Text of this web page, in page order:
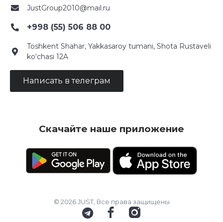
JustGroup2010@mail.ru
+998 (55) 506 88 00
Toshkent Shahar, Yakkasaroy tumani, Shota Rustaveli
ko‘chasi 12A
Написать в телеграм
Скачайте наше приложение
© 2026 JUST, Все права защищены